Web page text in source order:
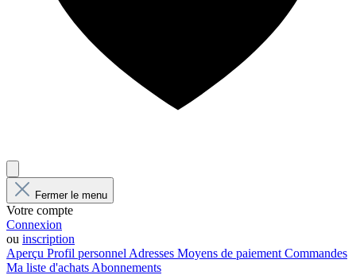
Fermer le menu
Votre compte
Connexion
ou inscription
Aperçu Profil personnel Adresses Moyens de paiement Commandes
Ma liste d'achats Abonnements